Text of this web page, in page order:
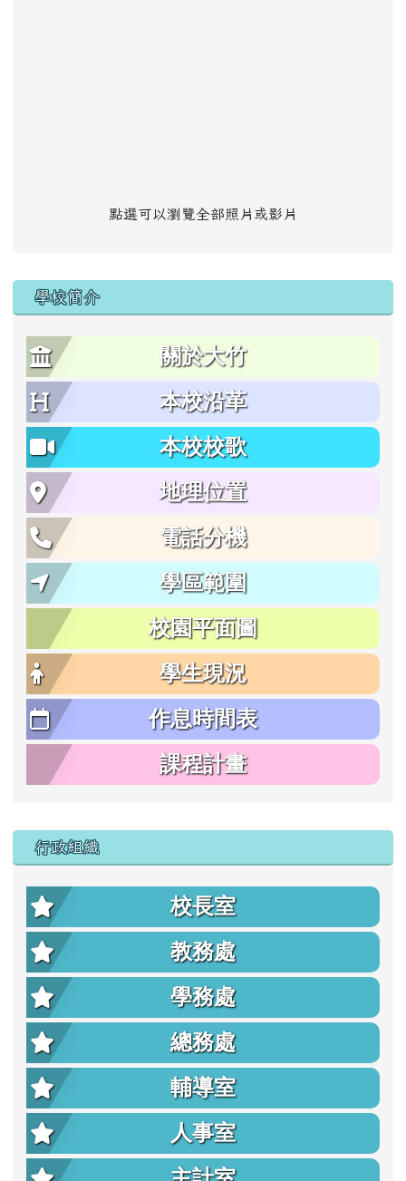
點選可以瀏覽全部照片或影片
學校簡介
關於大竹
本校沿革
本校校歌
地理位置
電話分機
學區範圍
校園平面圖
學生現況
作息時間表
課程計畫
行政組織
校長室
教務處
學務處
總務處
輔導室
人事室